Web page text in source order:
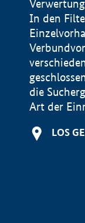
In den
die
Art der
LOS